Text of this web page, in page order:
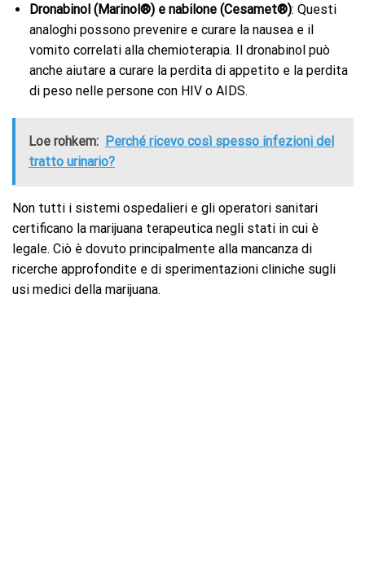
Dronabinol (Marinol®) e nabilone (Cesamet®): Questi
analoghi possono prevenire e curare la nausea e il
vomito correlati alla chemioterapia. Il dronabinol può
anche aiutare a curare la perdita di appetito e la perdita
di peso nelle persone con HIV o AIDS.
Loe rohkem: Perché ricevo così spesso infezioni del
tratto urinario?
Non tutti i sistemi ospedalieri e gli operatori sanitari
certificano la marijuana terapeutica negli stati in cui è
legale. Ciò è dovuto principalmente alla mancanza di
ricerche approfondite e di sperimentazioni cliniche sugli
usi medici della marijuana.